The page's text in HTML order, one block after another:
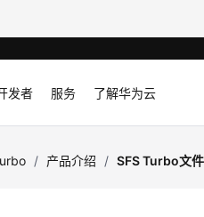
发者 服务 了解华为云
/ 产品介绍 / SFS Turbo文